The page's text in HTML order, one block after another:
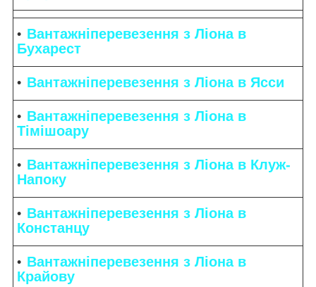
Вантажніперевезення з Ліона в
Бухарест
Вантажніперевезення з Ліона в Ясси
Вантажніперевезення з Ліона в
Тімішоару
Вантажніперевезення з Ліона в Клуж-
Напоку
Вантажніперевезення з Ліона в
Констанцу
Вантажніперевезення з Ліона в
Крайову